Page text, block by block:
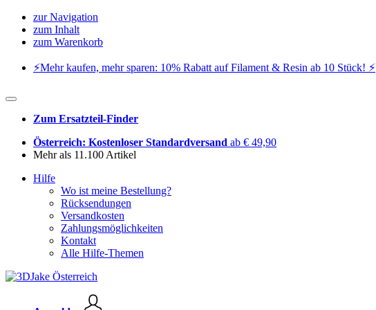
zur Navigation
zum Inhalt
zum Warenkorb
⚡️Mehr kaufen, mehr sparen: 10% Rabatt auf Filament & Resin ab 10 Stück! ⚡️
Zum Ersatzteil-Finder
Österreich: Kostenloser Standardversand ab € 49,90
Mehr als 11.100 Artikel
Hilfe
Wo ist meine Bestellung?
Rücksendungen
Versandkosten
Zahlungsmöglichkeiten
Kontakt
Alle Hilfe-Themen